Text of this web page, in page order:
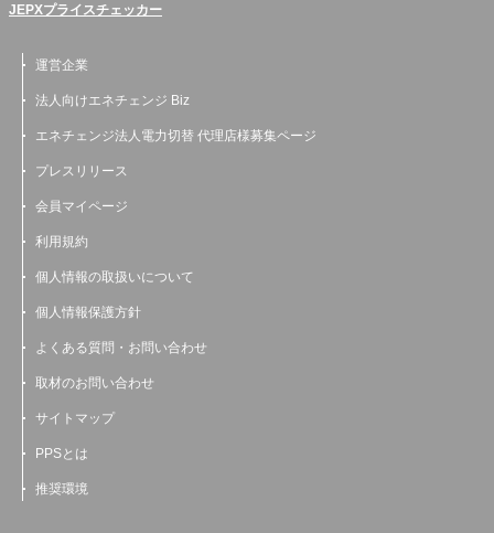
JEPXプライスチェッカー
運営企業
法人向けエネチェンジ Biz
エネチェンジ法人電力切替 代理店様募集ページ
プレスリリース
会員マイページ
利用規約
個人情報の取扱いについて
個人情報保護方針
よくある質問・お問い合わせ
取材のお問い合わせ
サイトマップ
PPSとは
推奨環境